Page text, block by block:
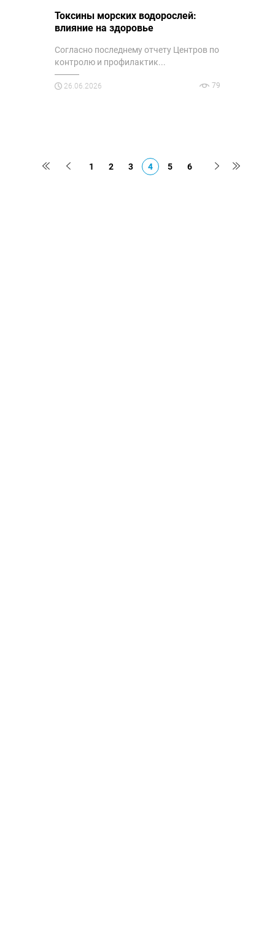
Токсины морских водорослей:
влияние на здоровье
Согласно последнему отчету Центров по
контролю и профилактик...
26.06.2026 79
1 2 3 4 5 6